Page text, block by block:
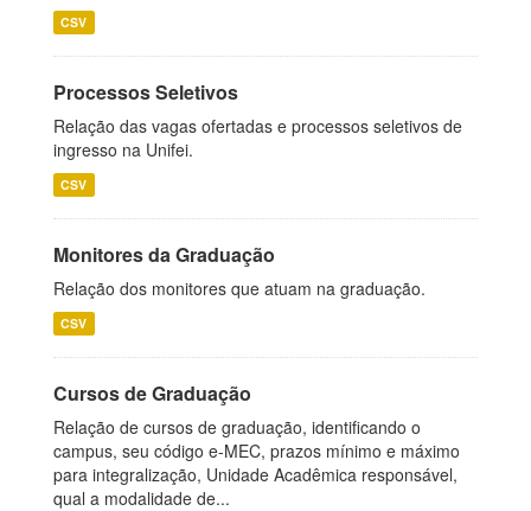
CSV
Processos Seletivos
Relação das vagas ofertadas e processos seletivos de
ingresso na Unifei.
CSV
Monitores da Graduação
Relação dos monitores que atuam na graduação.
CSV
Cursos de Graduação
Relação de cursos de graduação, identificando o
campus, seu código e-MEC, prazos mínimo e máximo
para integralização, Unidade Acadêmica responsável,
qual a modalidade de...